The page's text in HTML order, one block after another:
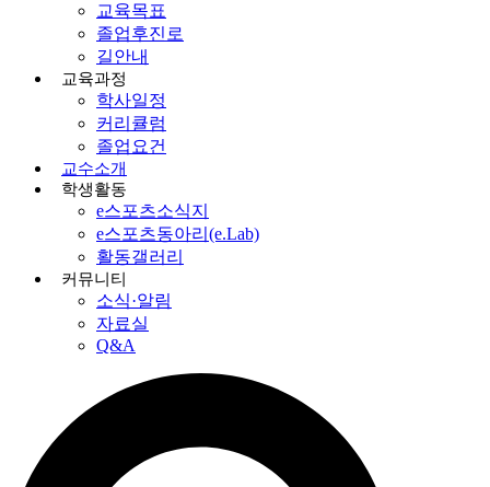
교육목표
졸업후진로
길안내
교육과정
학사일정
커리큘럼
졸업요건
교수소개
학생활동
e스포츠소식지
e스포츠동아리(e.Lab)
활동갤러리
커뮤니티
소식·알림
자료실
Q&A